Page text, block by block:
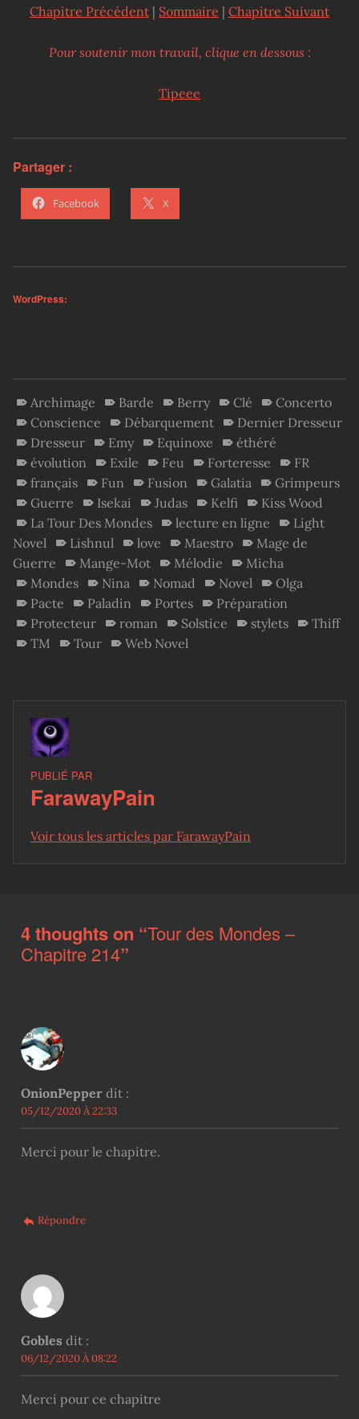
Chapitre Précédent | Sommaire | Chapitre Suivant
Pour soutenir mon travail, clique en dessous :
Tipeee
Partager :
Facebook X
WordPress:
Archimage Barde Berry Clé
Concerto
Conscience
Débarquement
Dernier Dresseur
Dresseur
Emy Equinoxe
éthéré
évolution
Exile Feu Forteresse
FR
français
Fun Fusion Galatia
Grimpeurs
Guerre
Isekai Judas Kelfi
Kiss Wood
La Tour Des Mondes
lecture en ligne
Light
Novel
Lishnul love Maestro
Mage de
Guerre
Mange-Mot Mélodie
Micha
Mondes
Nina Nomad Novel
Olga
Pacte
Paladin Portes
Préparation
Protecteur
roman Solstice stylets
Thiff
TM
Tour Web Novel
PUBLIÉ PAR
FarawayPain
Voir tous les articles par FarawayPain
4 thoughts on “Tour des Mondes –
Chapitre 214”
OnionPepper dit :
05/12/2020 À 22:33
Merci pour le chapitre.
Répondre
Gobles dit :
06/12/2020 À 08:22
Merci pour ce chapitre